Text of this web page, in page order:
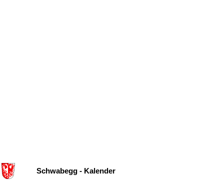
Schwabegg - Kalender